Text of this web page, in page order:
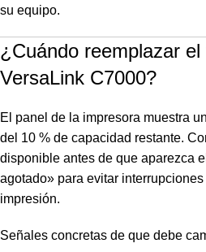
su equipo.
¿Cuándo reemplazar
VersaLink C7000?
El panel de la impresora muestra
del 10 % de capacidad restante.
disponible antes de que aparezca
agotado» para evitar
impresión.
Señales concretas de que debe